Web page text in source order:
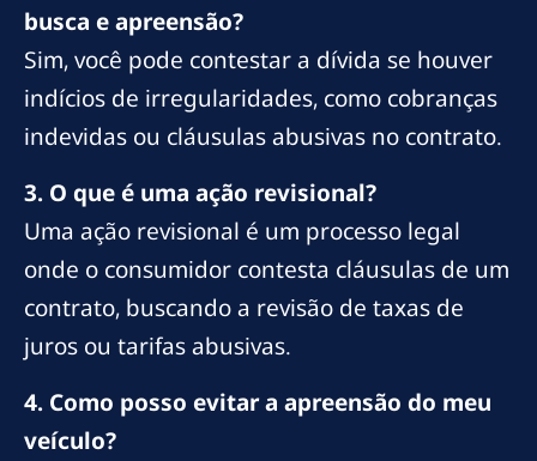
busca e apreensão?
Sim, você pode contestar a dívida se houver
indícios de irregularidades, como cobranças
indevidas ou cláusulas abusivas no contrato.
3. O que é uma ação revisional?
Uma ação revisional é um processo legal
onde o consumidor contesta cláusulas de um
contrato, buscando a revisão de taxas de
juros ou tarifas abusivas.
4. Como posso evitar a apreensão do meu
veículo?